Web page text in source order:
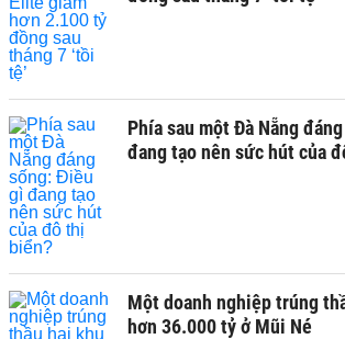
Phía sau một Đà Nẵng
đang tạo nên sức hút của
Một doanh nghiệp trúng
hơn 36.000 tỷ ở Mũi Né